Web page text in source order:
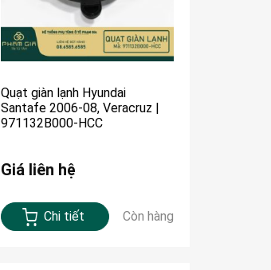
Quạt giàn lạnh Hyundai
Santafe 2006-08, Veracruz |
971132B000-HCC
Giá liên hệ
Chi tiết Còn hàng